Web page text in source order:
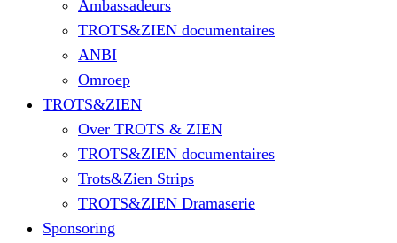
Ambassadeurs
TROTS&ZIEN documentaires
ANBI
Omroep
TROTS&ZIEN
Over TROTS & ZIEN
TROTS&ZIEN documentaires
Trots&Zien Strips
TROTS&ZIEN Dramaserie
Sponsoring